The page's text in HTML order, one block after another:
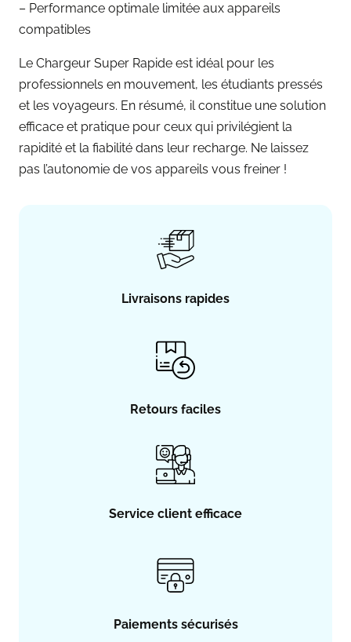
– Performance optimale limitée aux appareils
compatibles
Le Chargeur Super Rapide est idéal pour les
professionnels en mouvement, les étudiants pressés
et les voyageurs. En résumé, il constitue une solution
efficace et pratique pour ceux qui privilégient la
rapidité et la fiabilité dans leur recharge. Ne laissez
pas l’autonomie de vos appareils vous freiner !
Livraisons rapides
Retours faciles
Service client efficace
Paiements sécurisés